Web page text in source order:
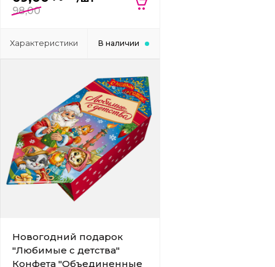
98,00
Характеристики В наличии
Новогодний подарок
"Любимые с детства"
Конфета "Объединенные